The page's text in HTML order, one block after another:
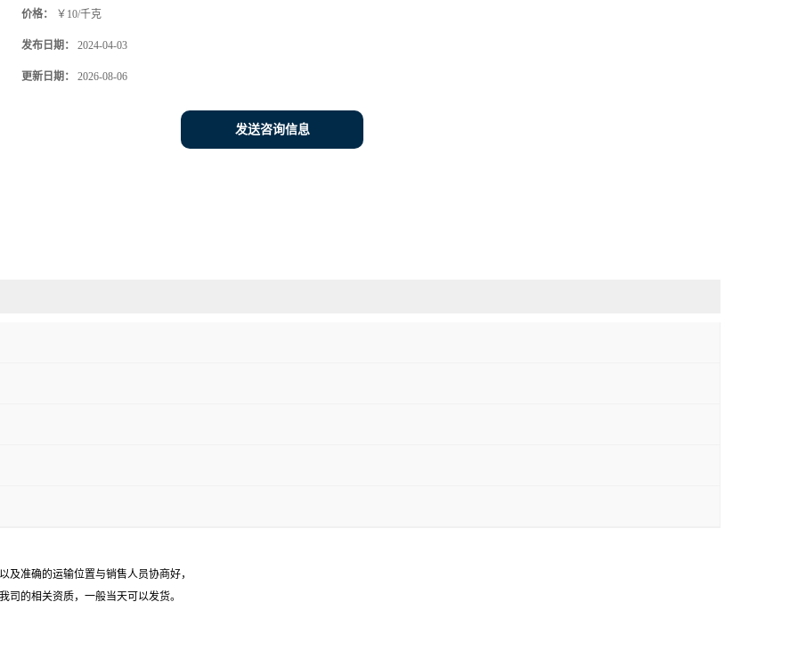
价格： ￥10/千克
发布日期： 2024-04-03
更新日期： 2026-08-06
发送咨询信息
准确的运输位置与销售人员协商好，
的相关资质，一般当天可以发货。